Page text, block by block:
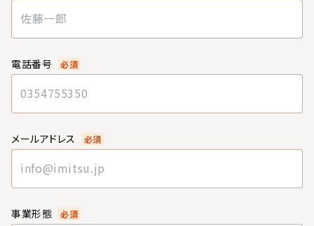
電話番号 必須
メールアドレス 必須
事業形態 必須